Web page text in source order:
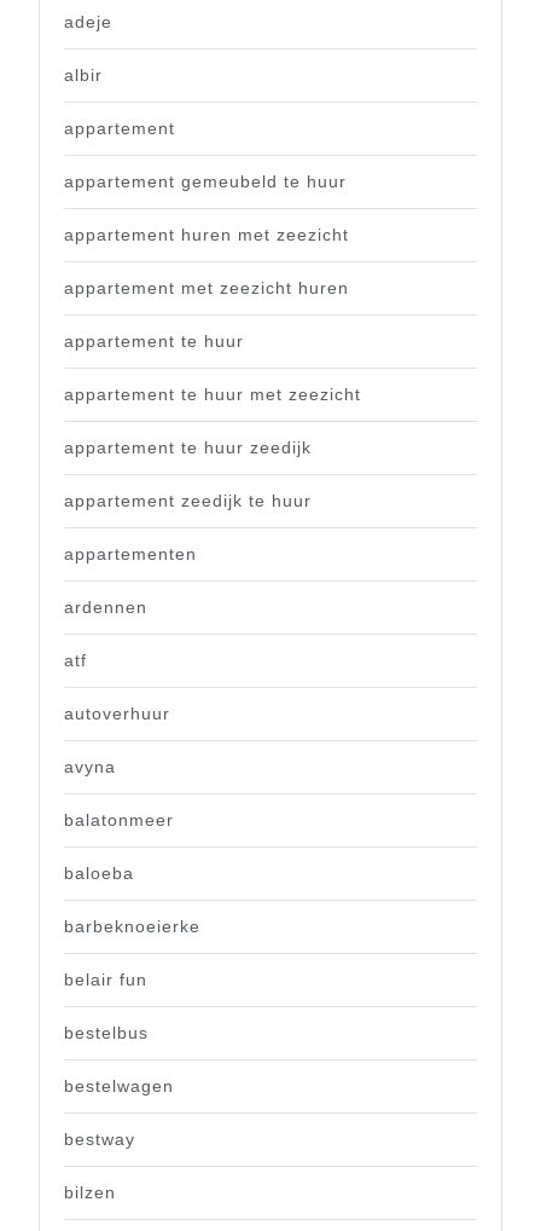
adeje
albir
appartement
appartement gemeubeld te huur
appartement huren met zeezicht
appartement met zeezicht huren
appartement te huur
appartement te huur met zeezicht
appartement te huur zeedijk
appartement zeedijk te huur
appartementen
ardennen
atf
autoverhuur
avyna
balatonmeer
baloeba
barbeknoeierke
belair fun
bestelbus
bestelwagen
bestway
bilzen